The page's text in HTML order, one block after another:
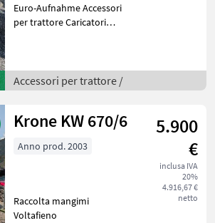
Euro-Aufnahme Accessori
per trattore Caricatori
Accessori per trattore /
Krone KW 670/6
5.900
€
inclusa IVA
20%
4.916,67 €
netto
Anno prod. 2003
Raccolta mangimi
Voltafieno